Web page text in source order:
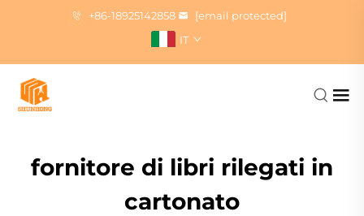
+86-18925142858
[email protected]
IT
fornitore di libri rilegati in
cartonato